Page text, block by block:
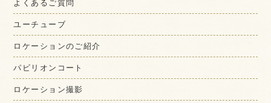
よくあるご質問
ユーチューブ
ロケーションのご紹介
パビリオンコート
ロケーション撮影